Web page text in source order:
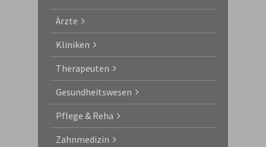
Ärzte
Kliniken
Therapeuten
Gesundheitswesen
Pflege & Reha
Zahnmedizin